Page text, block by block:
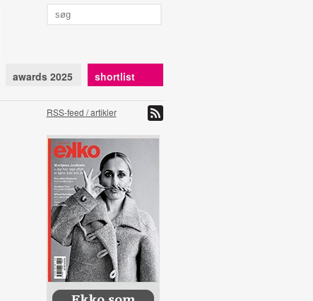
awards 2025 shortlist
RSS-feed / artikler